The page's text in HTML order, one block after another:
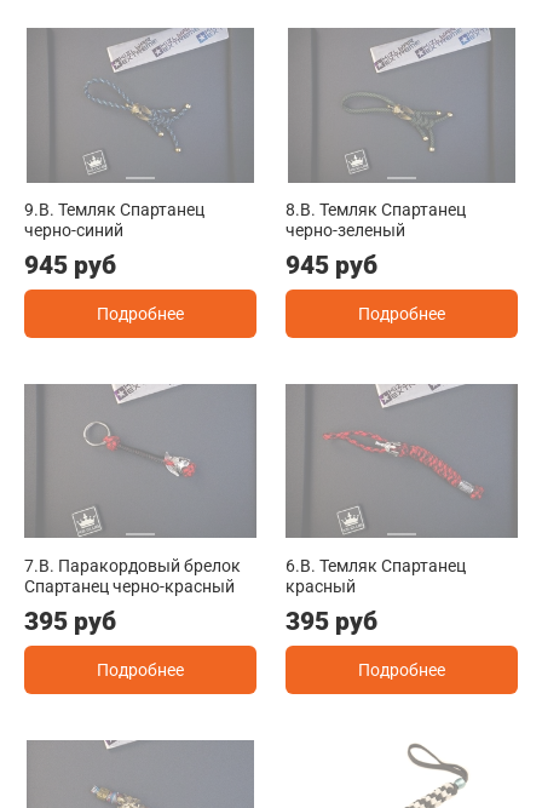
9.B. Темляк Спартанец
черно-синий
945 руб
Подробнее
8.B. Темляк Спартанец
черно-зеленый
945 руб
Подробнее
7.B. Паракордовый брелок
Спартанец черно-красный
395 руб
Подробнее
6.B. Темляк Спартанец
красный
395 руб
Подробнее